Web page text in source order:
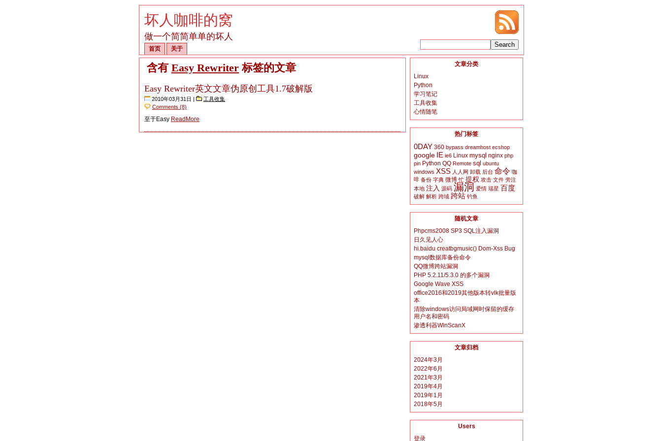
坏人咖啡的窝
做一个简简单单的坏人
首页 关于
含有 Easy Rewriter 标签的文章
Easy Rewriter英文文章伪原创工具1.7破解版
2010年03月31日 |
工具收集
Comments (8)
至于Easy ReadMore
文章分类
Linux
Python
学习笔记
工具收集
心情随笔
热门标签
0DAY 360 bypass dreamhost ecshop
google IE ie6 Linux mysql nginx php
pin Python QQ Remote sql ubuntu
windows XSS 人人网 卸载 后台 命令 咖
啡 备份 字典 微博 忙 提权 攻击 文件 旁注
本地 注入 源码 漏洞 爱情 瑞星 百度
破解 解析 跨域 跨站 钓鱼
随机文章
Phpcms2008 SP3 SQL注入漏洞
日久见人心
hi.baidu creatbgmusic() Dom-Xss Bug
mysql数据库备份命令
QQ微博跨站漏洞
PHP 5.2.11/5.3.0 的多个漏洞
Google Wave XSS
office2016和2019其他版本转vlk批量版
本
清除windows访问局域网时保留的缓存
用户名和密码
渗透利器WinScanX
文章归档
2024年3月
2022年6月
2021年3月
2019年4月
2019年1月
2018年5月
Users
登录